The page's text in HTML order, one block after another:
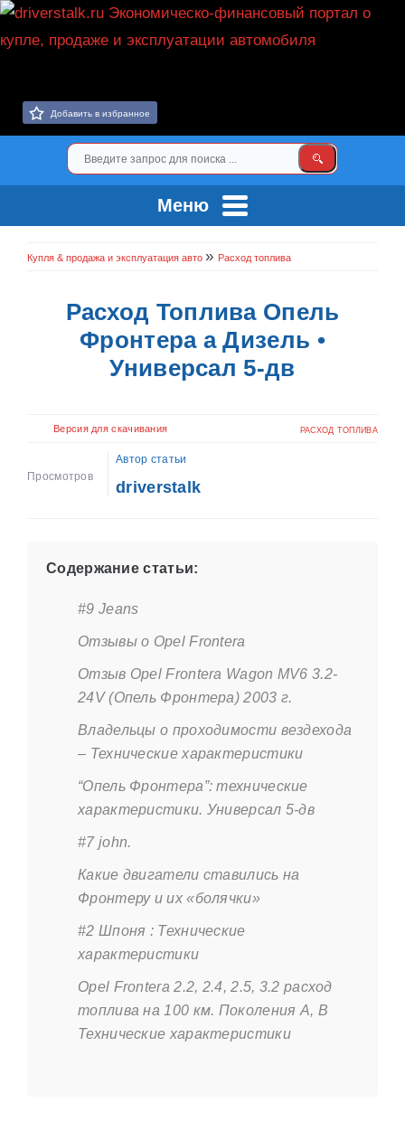
Добавить в избранное
Меню
Купля & продажа и эксплуатация авто » Расход топлива
Расход Топлива Опель
Фронтера а Дизель •
Универсал 5-дв
Версия для скачивания РАСХОД ТОПЛИВА
Просмотров
Автор статьи
driverstalk
Содержание статьи:
#9 Jeans
Отзывы о Opel Frontera
Отзыв Opel Frontera Wagon MV6 3.2-
24V (Опель Фронтера) 2003 г.
Владельцы о проходимости вездехода
– Технические характеристики
“Опель Фронтера”: технические
характеристики. Универсал 5-дв
#7 john.
Какие двигатели ставились на
Фронтеру и их «болячки»
#2 Шпоня : Технические
характеристики
Opel Frontera 2.2, 2.4, 2.5, 3.2 расход
топлива на 100 км. Поколения A, B
Технические характеристики